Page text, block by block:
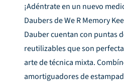
Bottle
cantidad
¡Adéntrate en un nuevo
Daubers de We R Memory
Dauber cuentan con puntas
reutilizables que son
arte de técnica mixta.
amortiguadores de